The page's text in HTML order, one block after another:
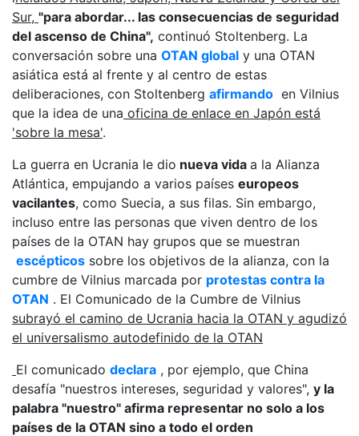
Sur, "para abordar... las consecuencias de seguridad
del ascenso de China", continuó Stoltenberg. La
conversación sobre una OTAN global y una OTAN
asiática está al frente y al centro de estas
deliberaciones, con Stoltenberg afirmando en Vilnius
que la idea de una oficina de enlace en Japón está
'sobre la mesa'.
La guerra en Ucrania le dio nueva vida a la Alianza
Atlántica, empujando a varios países europeos
vacilantes, como Suecia, a sus filas. Sin embargo,
incluso entre las personas que viven dentro de los
países de la OTAN hay grupos que se muestran
escépticos sobre los objetivos de la alianza, con la
cumbre de Vilnius marcada por protestas contra la
OTAN . El Comunicado de la Cumbre de Vilnius
subrayó el camino de Ucrania hacia la OTAN y agudizó
el universalismo autodefinido de la OTAN
El comunicado declara , por ejemplo, que China
desafía "nuestros intereses, seguridad y valores", y la
palabra "nuestro" afirma representar no solo a los
países de la OTAN sino a todo el orden